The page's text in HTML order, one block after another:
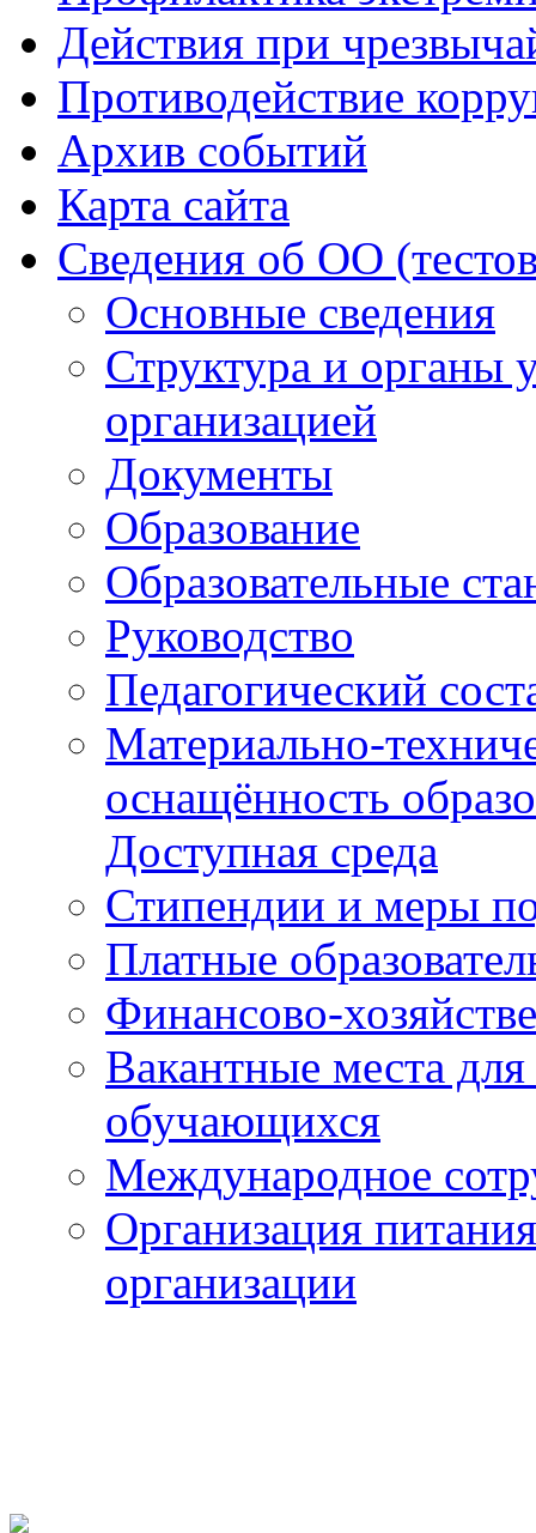
Действия при
Противодействие
Архив событий
Карта сайта
Сведения об ОО
Основные сведения
Структура и органы
организацией
Документы
Образование
Образовательные
Руководство
Педагогический
Материально-
оснащённость
Доступная среда
Стипендии и меры
Платные
Финансово-
Вакантные места
обучающихся
Международное
Организация
организации